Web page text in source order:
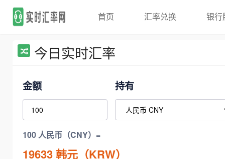
首页 汇率兑换 银行
今日实时汇率
金额 持有
100 人民币（CNY）=
19633韩元（KRW）